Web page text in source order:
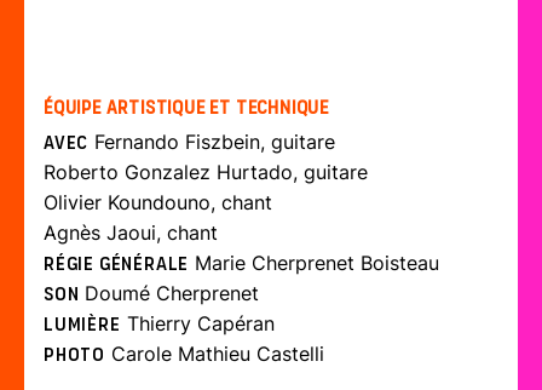
Équipe artistique et technique
Avec Fernando Fiszbein, guitare
Roberto Gonzalez Hurtado, guitare
Olivier Koundouno, chant
Agnès Jaoui, chant
Régie générale Marie Cherprenet Boisteau
Son Doumé Cherprenet
Lumière Thierry Capéran
Photo Carole Mathieu Castelli